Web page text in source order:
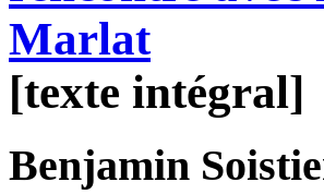
Marlat
[texte intégral]
Benjamin